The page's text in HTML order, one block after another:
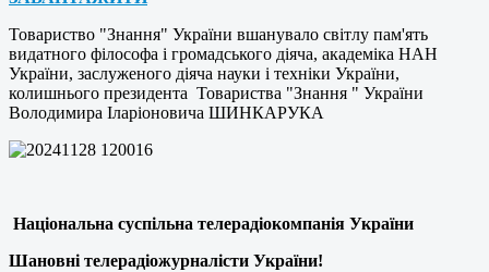
Товариство "Знання" України вшанувало світлу пам'ять
видатного філософа і громадського діяча, академіка НАН
України, заслуженого діяча науки і техніки України,
колишнього президента Товариства "Знання " України
Володимира Іларіоновича ШИНКАРУКА
Національна суспільна телерадіокомпанія України
Шановні телерадіожурналісти України!